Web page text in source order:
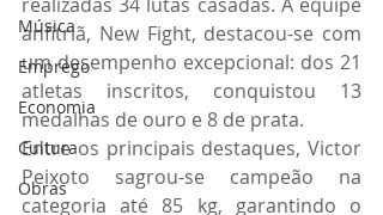
Música
Emprego
Economia
Cultura
Obras
anfitriã, New Fight, destacou-se com
um desempenho excepcional: dos 21
atletas inscritos, conquistou 13
medalhas de ouro e 8 de prata.
Entre os principais destaques, Victor
Peixoto sagrou-se campeão na
categoria até 85 kg, garantindo o